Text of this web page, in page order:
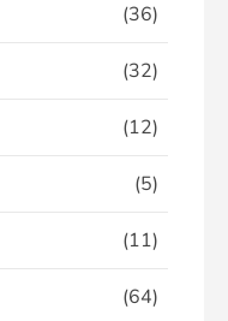
(36)
(32)
(12)
(5)
(11)
(64)